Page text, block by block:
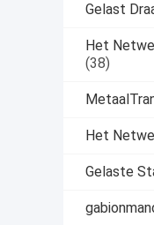
Gelast
Het
(38)
Het
Gelaste